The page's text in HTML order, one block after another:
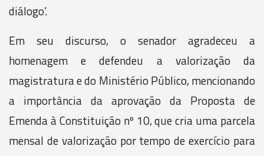
diálogo’.
Em seu discurso, o senador agradeceu a
homenagem e defendeu a valorização da
magistratura e do Ministério Público, mencionando
a importância da aprovação da Proposta de
Emenda à Constituição nº 10, que cria uma parcela
mensal de valorização por tempo de exercício para